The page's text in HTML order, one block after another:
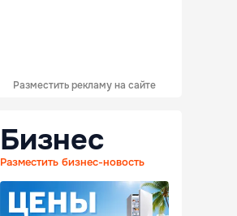
Разместить рекламу на сайте
Бизнес
Разместить бизнес-новость